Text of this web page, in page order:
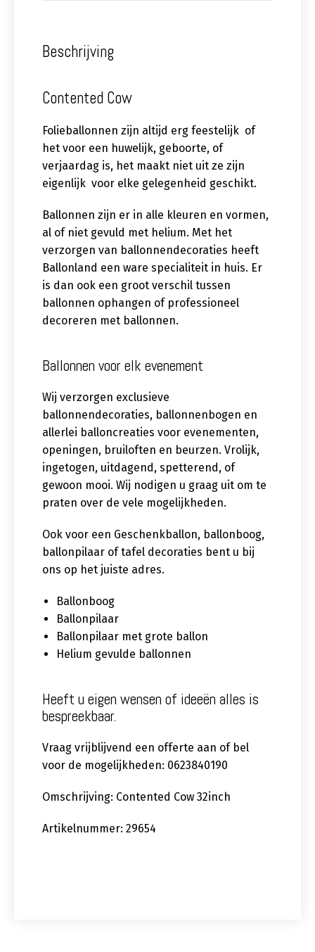
Beschrijving
Contented Cow
Folieballonnen zijn altijd erg feestelijk of
het voor een huwelijk, geboorte, of
verjaardag is, het maakt niet uit ze zijn
eigenlijk voor elke gelegenheid geschikt.
Ballonnen zijn er in alle kleuren en vormen,
al of niet gevuld met helium. Met het
verzorgen van ballonnendecoraties heeft
Ballonland een ware specialiteit in huis. Er
is dan ook een groot verschil tussen
ballonnen ophangen of professioneel
decoreren met ballonnen.
Ballonnen voor elk evenement
Wij verzorgen exclusieve
ballonnendecoraties, ballonnenbogen en
allerlei balloncreaties voor evenementen,
openingen, bruiloften en beurzen. Vrolijk,
ingetogen, uitdagend, spetterend, of
gewoon mooi. Wij nodigen u graag uit om te
praten over de vele mogelijkheden.
Ook voor een Geschenkballon, ballonboog,
ballonpilaar of tafel decoraties bent u bij
ons op het juiste adres.
Ballonboog
Ballonpilaar
Ballonpilaar met grote ballon
Helium gevulde ballonnen
Heeft u eigen wensen of ideeën alles is
bespreekbaar.
Vraag vrijblijvend een offerte aan of bel
voor de mogelijkheden: 0623840190
Omschrijving: Contented Cow 32inch
Artikelnummer: 29654